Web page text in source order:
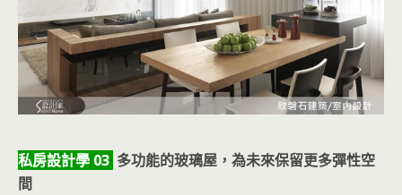
私房設計學 03 多功能的玻璃屋，為未來保留更多彈性空
間